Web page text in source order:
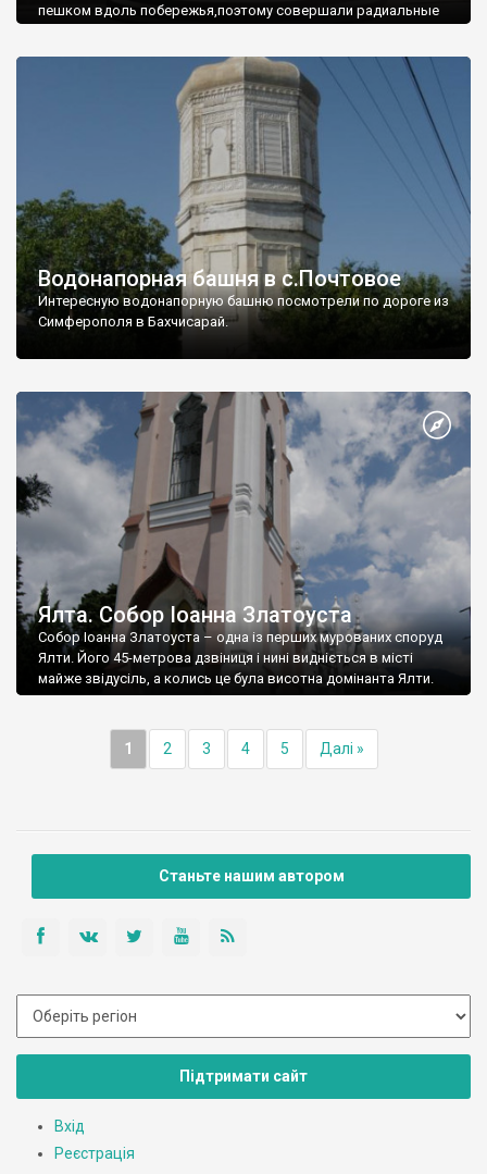
пешком вдоль побережья,поэтому совершали радиальные
Водонапорная башня в с.Почтовое
Интересную водонапорную башню посмотрели по дороге из
Симферополя в Бахчисарай.
Ялта. Собор Іоанна Златоуста
Собор Іоанна Златоуста – одна із перших мурованих споруд
Ялти. Його 45-метрова дзвіниця і нині видніється в місті
майже звідусіль, а колись це була висотна домінанта Ялти.
1 2 3 4 5 Далі »
Станьте нашим автором
Підтримати сайт
Вхід
Реєстрація